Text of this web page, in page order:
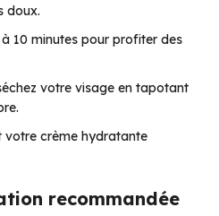
doux.
10 minutes pour profiter des
votre visage en tapotant
votre crème hydratante
recommandée